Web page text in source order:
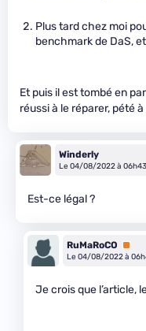
Plus tard chez moi
benchmark de DaS,
Et puis il est tombé en
réussi à le réparer, pété
Winderly
Le 04/08/2022 à 06h43
Est-ce légal ?
RuMaRoCO
Le 04/08/2022 à
Je crois que l’article,